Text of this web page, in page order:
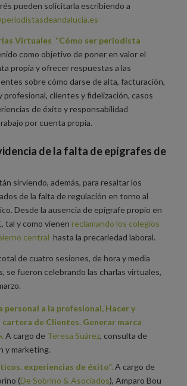
pueden solicitarla escribiendo a
Virtuales “Cómo ser periodista
como objetivo de poner en valor el
propia y ofrecer respuestas a las
sobre cómo darse de alta, facturación,
profesional, clientes y fidelización, casos
de éxito y responsabilidad
por cuenta propia.
de la falta de epígrafes de
sirviendo, además, para resaltar los
de la falta de regulación en torno al
Desde la ausencia de epígrafe propio en
tal y como vienen reclamando los colegios
central hasta la precariedad laboral.
de cuatro sesiones, de hora y media
se fueron celebrando las charlas virtuales,
personal a la profesional, Hacer y
cartera de Clientes. Generar marca
A cargo de Teresa Suárez, consulta de
y marketing.
experiencias de éxito”.A cargo de
(De Sobrino & Asociados), Amparo Bou